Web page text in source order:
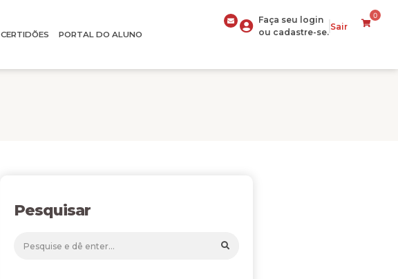
CERTIDÕES PORTAL DO ALUNO
Faça seu login
ou cadastre-se.
Sair
0
Pesquisar